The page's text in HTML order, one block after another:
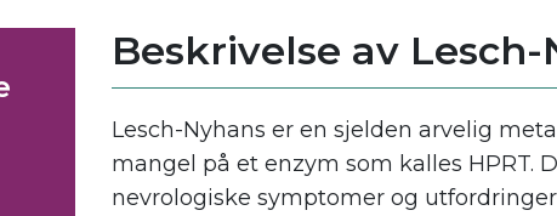
Beskrivelse av
Lesch-Nyhans er en sjelden arvelig
mangel på et enzym som kalles HPRT.
nevrologiske symptomer og